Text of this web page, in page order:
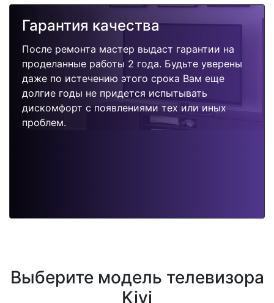
Гарантия качества
После ремонта мастер выдаст гарантии на
проделанные работы 2 года. Будьте уверены
даже по истечению этого срока Вам еще
долгие годы не придется испытывать
дискомфорт с появлениями тех или иных
проблем.
Выберите модель телевизора
Kivi